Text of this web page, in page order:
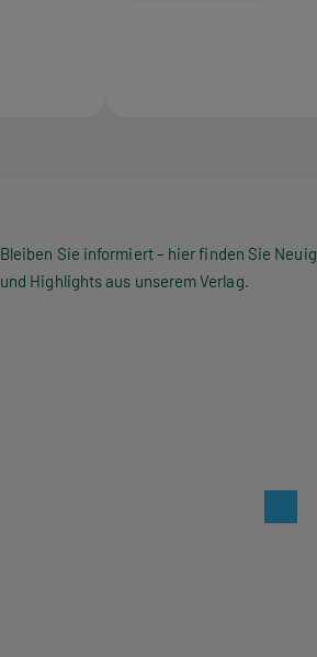
Bleiben Sie informiert – hier finden Sie
und Highlights aus unserem Verlag.